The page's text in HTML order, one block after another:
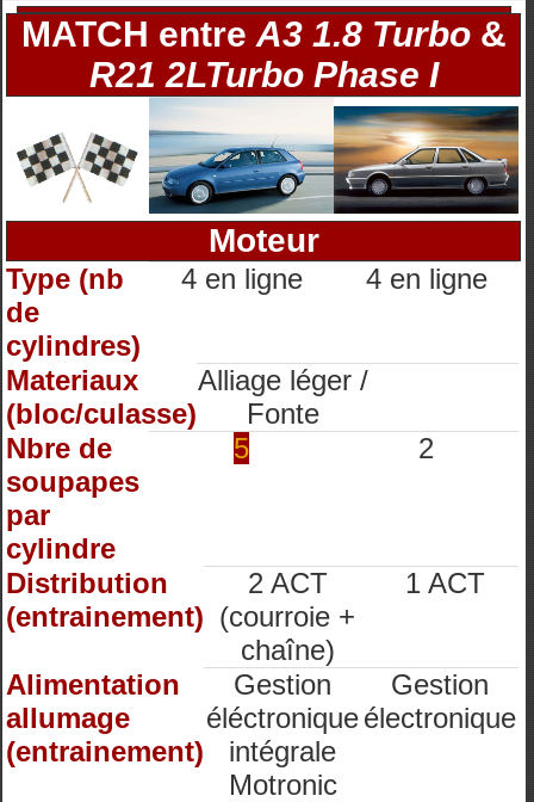
MATCH entre A3 1.8 Turbo&
R21 2LTurbo Phase I
Moteur
Type (nb
de
cylindres)
4 en ligne 4 en ligne
Materiaux
(bloc/culasse)
Alliage léger /
Fonte
Nbre de
soupapes
par
cylindre
5 2
Distribution
(entrainement)
2 ACT
(courroie +
chaîne)
1 ACT
Alimentation
allumage
(entrainement)
Gestion
éléctronique
intégrale
Motronic
Gestion
électronique